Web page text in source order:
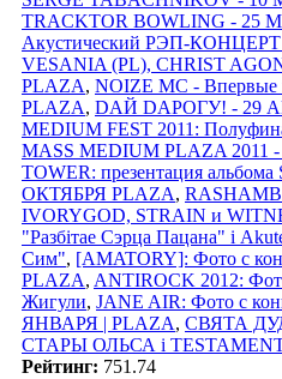
TRACKTOR BOWLING - 25
Акустический РЭП-КОНЦЕРТ
VESANIA (PL), CHRIST
PLAZA, NOIZE MC -
PLAZA, DАЙ DАРОГУ! - 29
MEDIUM FEST 2011:
MASS MEDIUM PLAZA
TOWER: презентация
ОКТЯБРЯ PLAZA,
IVORYGOD, STRAIN и
"Разбітае Сэрца Пацана" і
Сим", [AMATORY]: Фото с
PLAZA, ANTIROCK 2012:
Жигули, JANE AIR: Фото с
ЯНВАРЯ | PLAZA, СВЯТА
СТАРЫ ОЛЬСА i
Рейтинг: 751.74